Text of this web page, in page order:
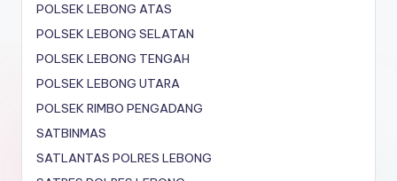
POLSEK LEBONG ATAS
POLSEK LEBONG SELATAN
POLSEK LEBONG TENGAH
POLSEK LEBONG UTARA
POLSEK RIMBO PENGADANG
SATBINMAS
SATLANTAS POLRES LEBONG